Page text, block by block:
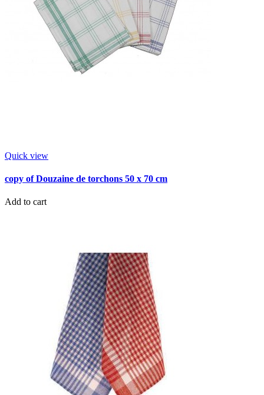
Quick view
copy of Douzaine de torchons 50 x 70 cm
Add to cart